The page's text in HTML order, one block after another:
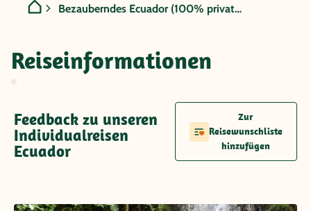
Bezauberndes Ecuador (100% privatgeführt)
Reiseinformationen
Feedback zu unseren
Individualreisen
Ecuador
Zur
Reisewunschliste
hinzufügen